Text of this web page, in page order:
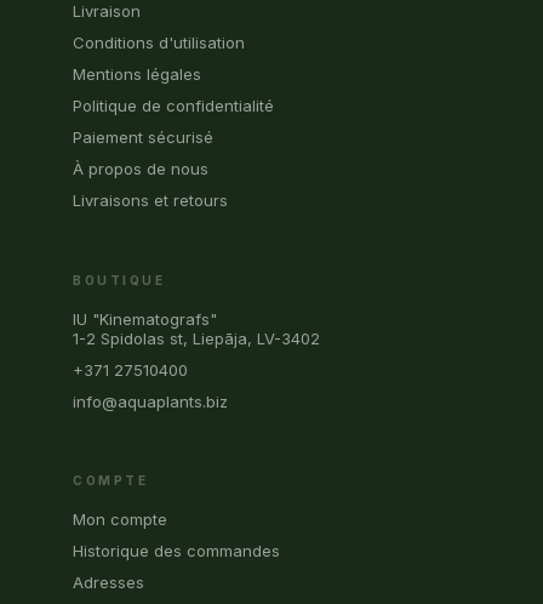
Livraison
Conditions d'utilisation
Mentions légales
Politique de confidentialité
Paiement sécurisé
À propos de nous
Livraisons et retours
BOUTIQUE
IU "Kinematografs"
1-2 Spidolas st, Liepāja, LV-3402
+371 27510400
info@aquaplants.biz
COMPTE
Mon compte
Historique des commandes
Adresses